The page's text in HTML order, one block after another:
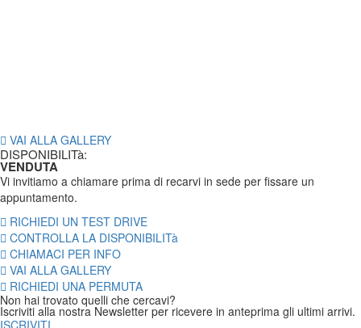
VAI ALLA GALLERY
DISPONIBILITà:
VENDUTA
Vi invitiamo a chiamare prima di recarvi in sede per fissare un
appuntamento.
RICHIEDI UN TEST DRIVE
CONTROLLA LA DISPONIBILITà
CHIAMACI PER INFO
VAI ALLA GALLERY
RICHIEDI UNA PERMUTA
Non hai trovato quelli che cercavi?
Iscriviti alla nostra Newsletter per ricevere in anteprima gli ultimi arrivi.